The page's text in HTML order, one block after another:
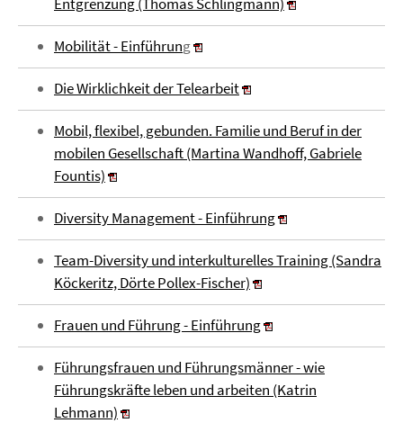
Mobilität - Einführung
Die Wirklichkeit der Telearbeit
Mobil, flexibel, gebunden. Familie und Beruf in der
mobilen Gesellschaft (Martina Wandhoff, Gabriele
Fountis)
Diversity Management - Einführung
Team-Diversity und interkulturelles Training (Sandra
Köckeritz, Dörte Pollex-Fischer)
Frauen und Führung - Einführung
Führungsfrauen und Führungsmänner - wie
Führungskräfte leben und arbeiten (Katrin
Lehmann)